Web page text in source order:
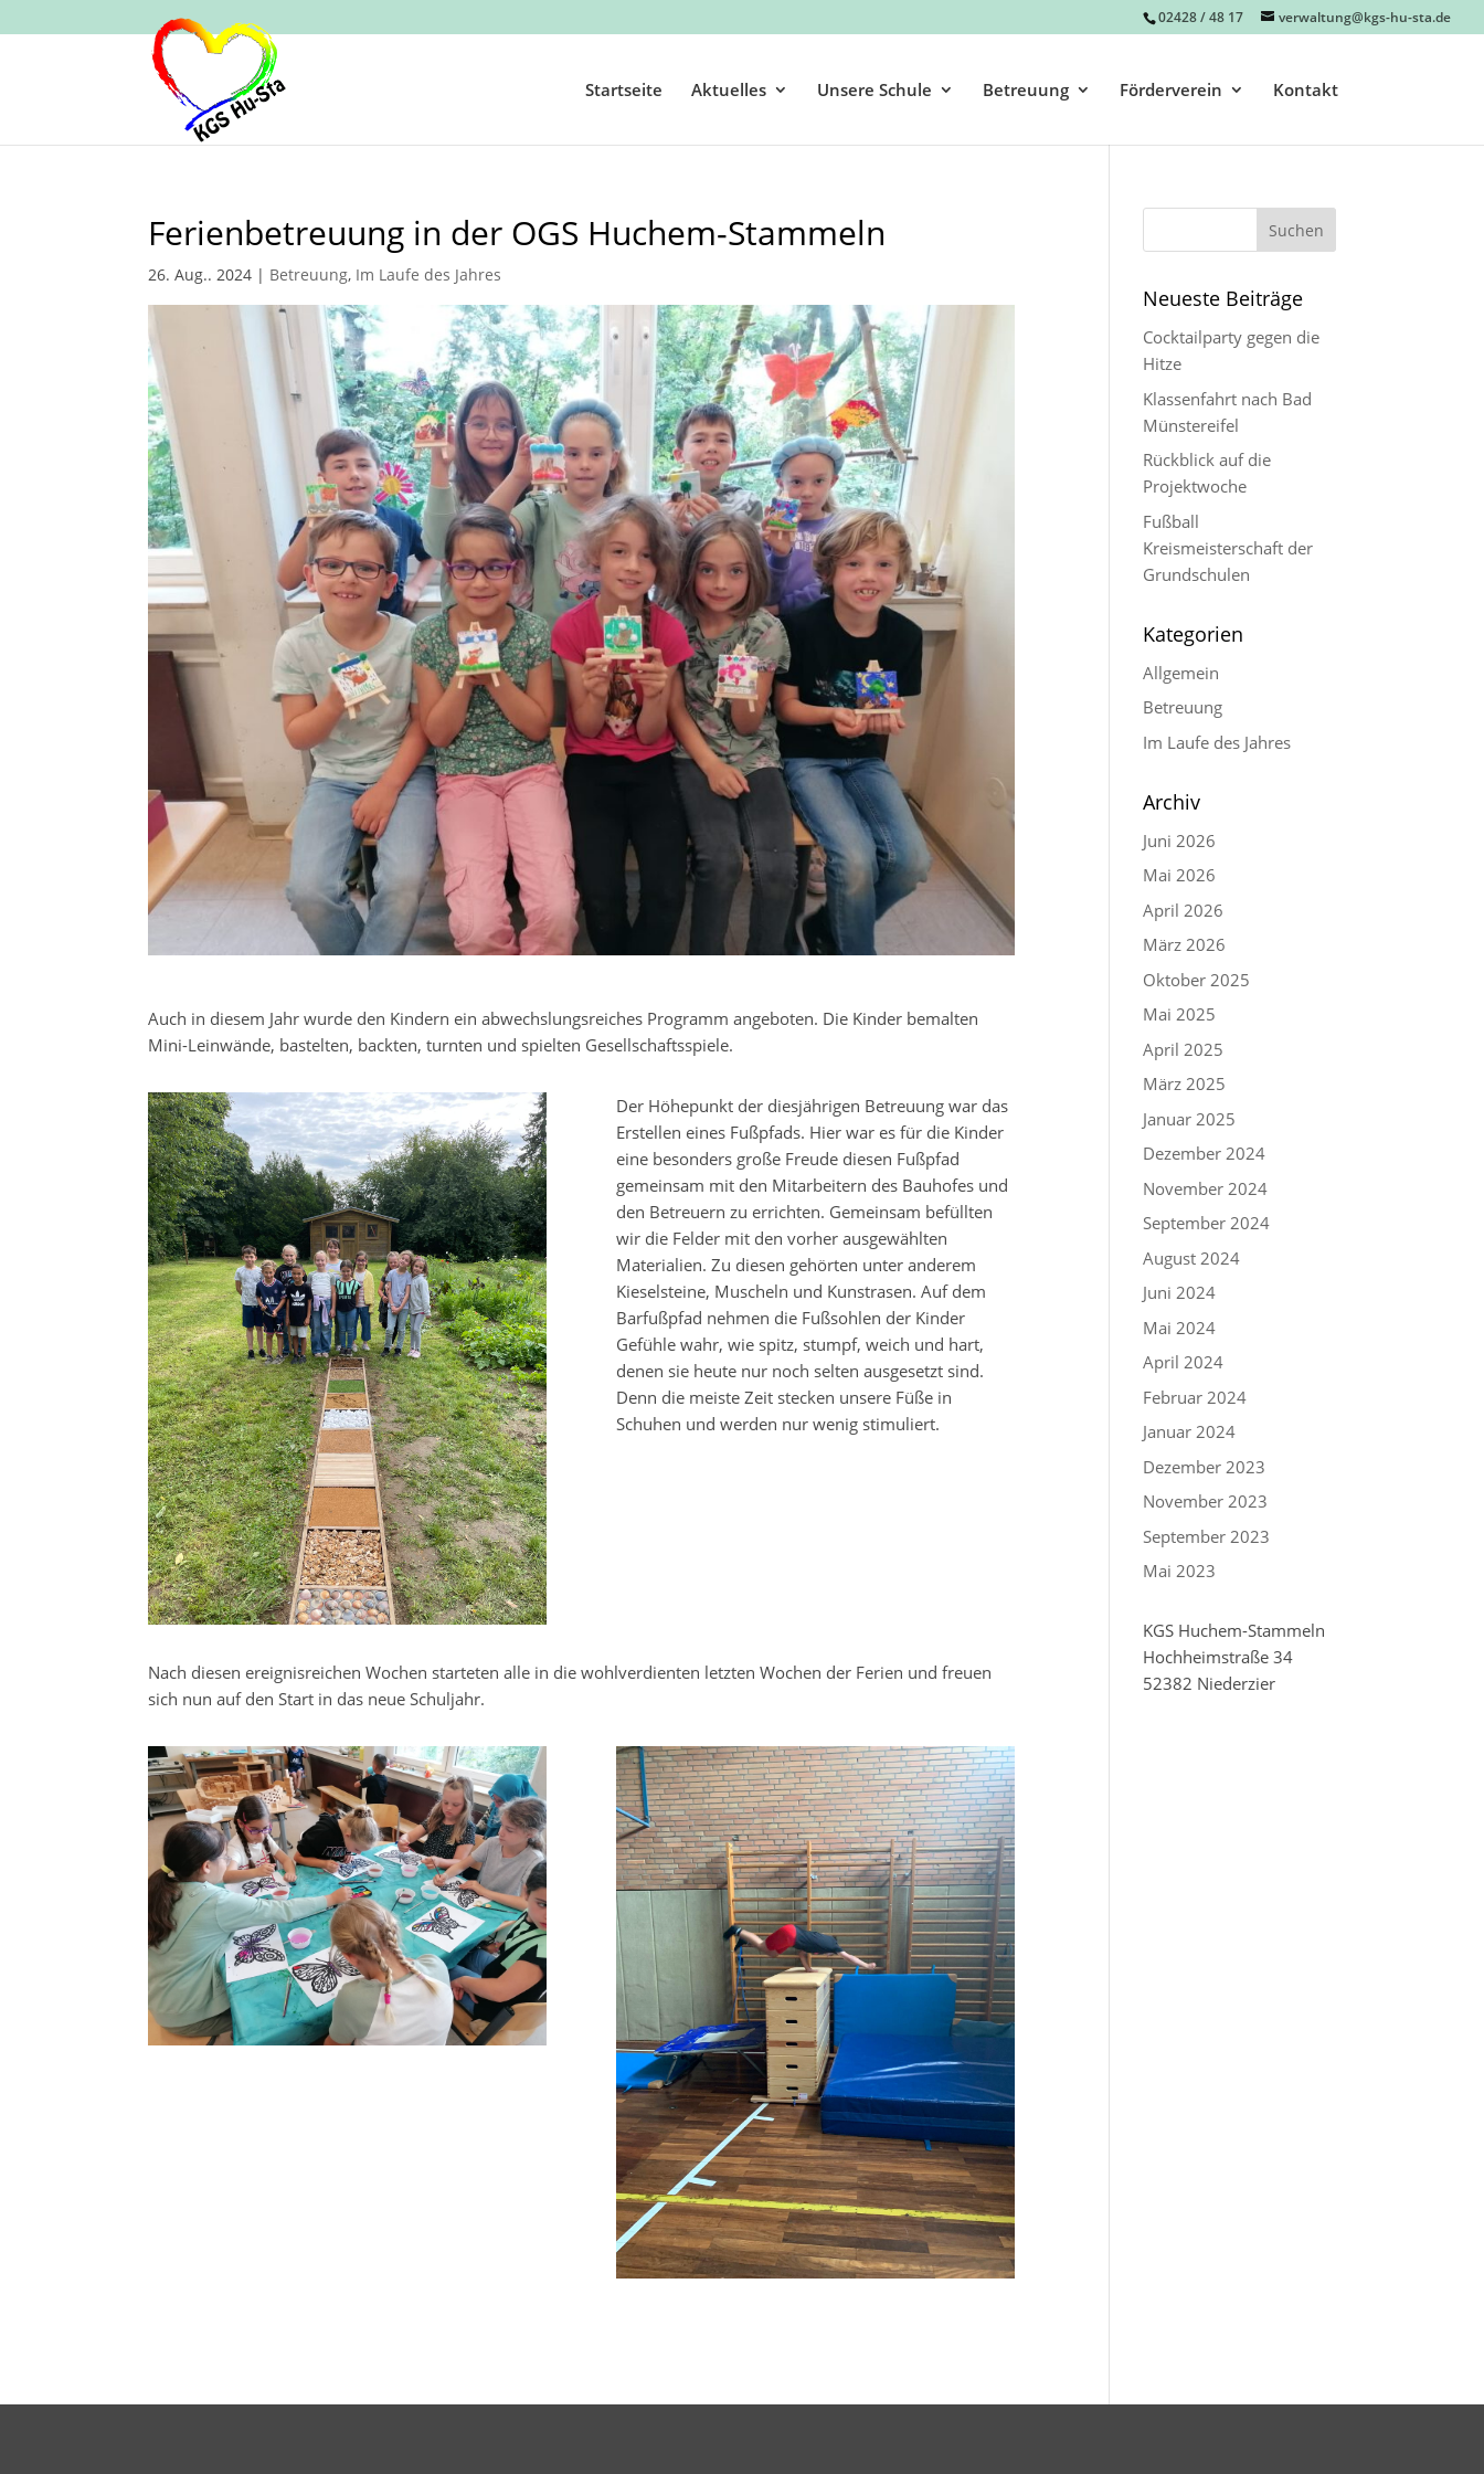
02428 / 48 17 verwaltung@kgs-hu-sta.de
Startseite Aktuelles Unsere Schule Betreuung Förderverein Kontakt
Ferienbetreuung in der OGS Huchem-Stammeln
26. Aug.. 2024 | Betreuung, Im Laufe des Jahres
Auch in diesem Jahr wurde den Kindern ein abwechslungsreiches Programm angeboten. Die Kinder bemalten
Mini-Leinwände, bastelten, backten, turnten und spielten Gesellschaftsspiele.
Der Höhepunkt der diesjährigen Betreuung war das
Erstellen eines Fußpfads. Hier war es für die Kinder
eine besonders große Freude diesen Fußpfad
gemeinsam mit den Mitarbeitern des Bauhofes und
den Betreuern zu errichten. Gemeinsam befüllten
wir die Felder mit den vorher ausgewählten
Materialien. Zu diesen gehörten unter anderem
Kieselsteine, Muscheln und Kunstrasen. Auf dem
Barfußpfad nehmen die Fußsohlen der Kinder
Gefühle wahr, wie spitz, stumpf, weich und hart,
denen sie heute nur noch selten ausgesetzt sind.
Denn die meiste Zeit stecken unsere Füße in
Schuhen und werden nur wenig stimuliert.
Nach diesen ereignisreichen Wochen starteten alle in die wohlverdienten letzten Wochen der Ferien und freuen
sich nun auf den Start in das neue Schuljahr.
Neueste Beiträge
Cocktailparty gegen die
Hitze
Klassenfahrt nach Bad
Münstereifel
Rückblick auf die
Projektwoche
Fußball
Kreismeisterschaft der
Grundschulen
Kategorien
Allgemein
Betreuung
Im Laufe des Jahres
Archiv
Juni 2026
Mai 2026
April 2026
März 2026
Oktober 2025
Mai 2025
April 2025
März 2025
Januar 2025
Dezember 2024
November 2024
September 2024
August 2024
Juni 2024
Mai 2024
April 2024
Februar 2024
Januar 2024
Dezember 2023
November 2023
September 2023
Mai 2023
KGS Huchem-Stammeln
Hochheimstraße 34
52382 Niederzier